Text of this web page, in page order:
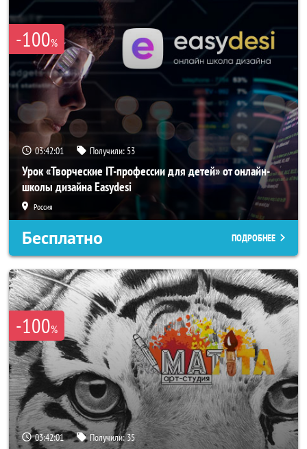
-100%
03:41:58 Получили: 53
Урок «Творческие IT-профессии для детей» от онлайн-
школы дизайна Easydesi
Россия
Бесплатно ПОДРОБНЕЕ
-100%
03:41:58 Получили:35